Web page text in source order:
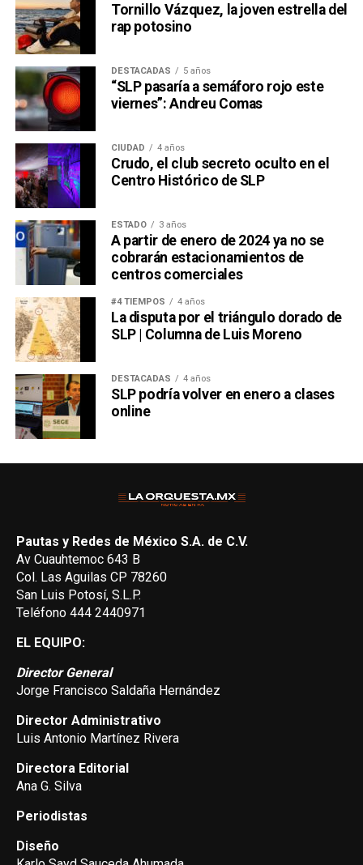
Tornillo Vázquez, la joven estrella del
rap potosino
DESTACADAS 5 años
“SLP pasaría a semáforo rojo este
viernes”: Andreu Comas
CIUDAD 4 años
Crudo, el club secreto oculto en el
Centro Histórico de SLP
ESTADO 3 años
A partir de enero de 2024 ya no se
cobrarán estacionamientos de
centros comerciales
#4 TIEMPOS 4 años
La disputa por el triángulo dorado de
SLP | Columna de Luis Moreno
DESTACADAS 4 años
SLP podría volver en enero a clases
online
Pautas y Redes de México S.A. de C.V.
Av Cuauhtemoc 643 B
Col. Las Aguilas CP 78260
San Luis Potosí, S.L.P.
Teléfono 444 2440971
EL EQUIPO:
Director General
Jorge Francisco Saldaña Hernández
Director Administrativo
Luis Antonio Martínez Rivera
Directora Editorial
Ana G. Silva
Periodistas
Diseño